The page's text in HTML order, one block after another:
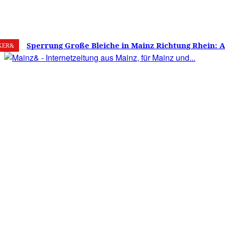
8. August 2026 30.7 Mainz
Sperrung Große Bleiche in Mainz Richtung Rhein:
verwirrt, Mainzer stinksauer – Haben die Mainzer